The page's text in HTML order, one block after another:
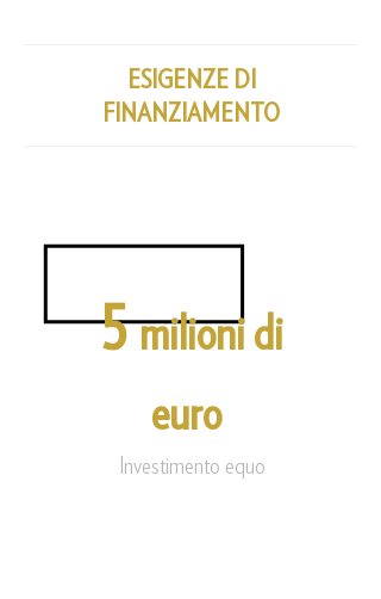
ESIGENZE DI
FINANZIAMENTO
5 milioni di
euro
Investimento equo